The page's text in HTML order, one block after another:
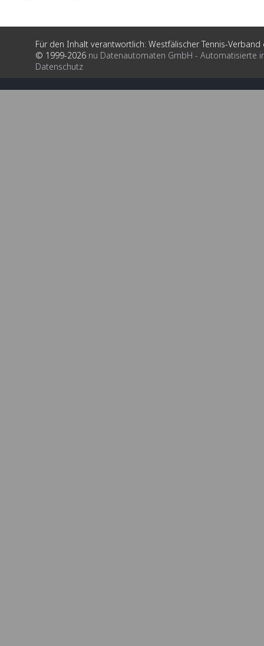
Für den Inhalt verantwortlich: Westfälischer Tennis-Verband
© 1999-2026 nu Datenautomaten GmbH - Automatisierte
Datenschutz